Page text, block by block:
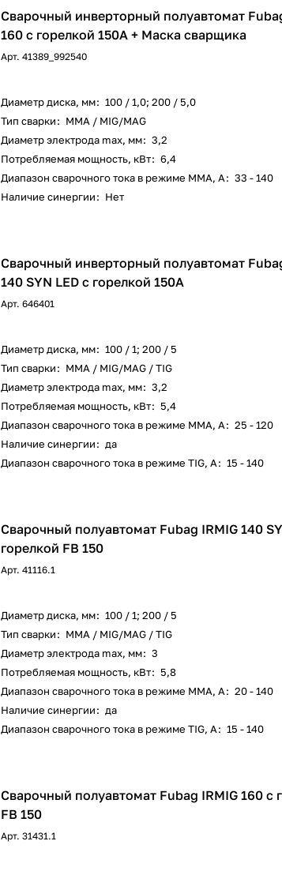
Сварочный инверторный полуавтомат
160 с горелкой 150А + Маска сварщика
Арт. 41389_992540
Диаметр диска, мм: 100 / 1,0; 200 / 5,0
Тип сварки: MMA / MIG/MAG
Диаметр электрода max, мм: 3,2
Потребляемая мощность, кВт: 6,4
Диапазон сварочного тока в режиме ММА, А: 33 - 140
Наличие синергии: Нет
Сварочный инверторный полуавтомат
140 SYN LED с горелкой 150А
Арт. 646401
Диаметр диска, мм: 100 / 1; 200 / 5
Тип сварки: ММА / MIG/MAG / TIG
Диаметр электрода max, мм: 3,2
Потребляемая мощность, кВт: 5,4
Диапазон сварочного тока в режиме ММА, А: 25 - 120
Наличие синергии: да
Диапазон сварочного тока в режиме TIG, А: 15 - 140
Сварочный полуавтомат Fubag IRMIG 140
горелкой FB 150
Арт. 41116.1
Диаметр диска, мм: 100 / 1; 200 / 5
Тип сварки: ММА / MIG/MAG / TIG
Диаметр электрода max, мм: 3
Потребляемая мощность, кВт: 5,8
Диапазон сварочного тока в режиме ММА, А: 20 - 140
Наличие синергии: да
Диапазон сварочного тока в режиме TIG, А: 15 - 140
Сварочный полуавтомат Fubag IRMIG 160 с
FB 150
Арт. 31431.1